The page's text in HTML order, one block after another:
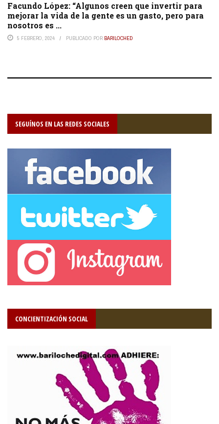
Facundo López: “Algunos creen que invertir para
mejorar la vida de la gente es un gasto, pero para
nosotros es ...
5 FEBRERO, 2024 PUBLICADO POR BARILOCHED
SEGUÍNOS EN LAS REDES SOCIALES
CONCIENTIZACIÓN SOCIAL